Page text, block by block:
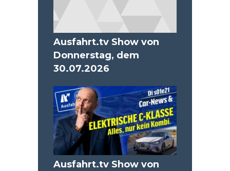
Ausfahrt.tv Show von
Donnerstag, dem
30.07.2026
Ausfahrt.tv Show von